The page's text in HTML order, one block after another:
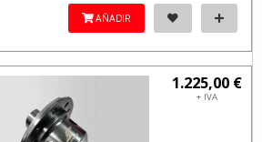
AÑADIR
1.225,00 €
+ IVA